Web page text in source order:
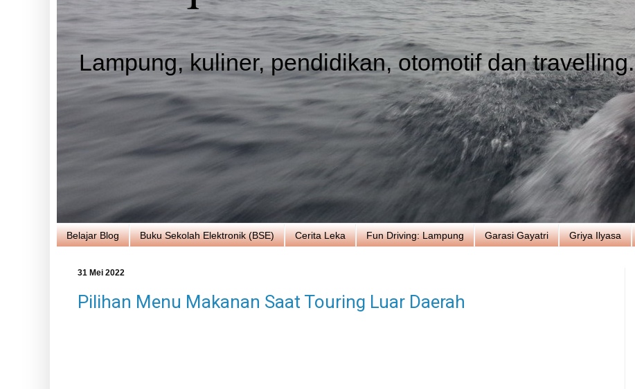
Lampung, kuliner, pendidikan, otomotif dan travelling.
Belajar Blog Buku Sekolah Elektronik (BSE) Cerita Leka Fun Driving: Lampung Garasi Gayatri Griya Ilyasa
31 Mei 2022
Pilihan Menu Makanan Saat Touring Luar Daerah